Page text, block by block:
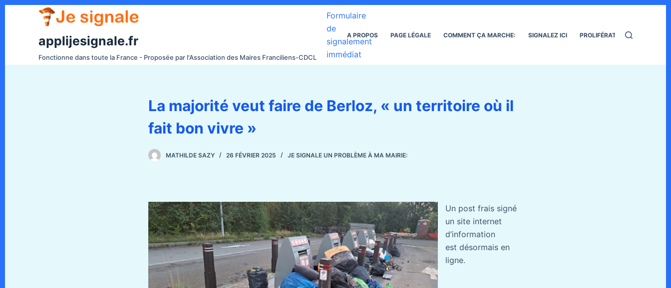
e
applijesignale.fr
Fonctionne dans toute la France - Proposée par l'Association des Maires Franciliens-CDCL
Formulaire
de
signalement
immédiat
A PROPOS PAGE LÉGALE COMMENT ÇA MARCHE: SIGNALEZ ICI PROLIFÉRATION DES RATS
La majorité veut faire de Berloz, « un territoire où il
fait bon vivre »
MATHILDE SAZY 26 FÉVRIER 2025 JE SIGNALE UN PROBLÈME À MA MAIRIE:
Un post frais signé
un site internet
d’information
est désormais en
ligne.